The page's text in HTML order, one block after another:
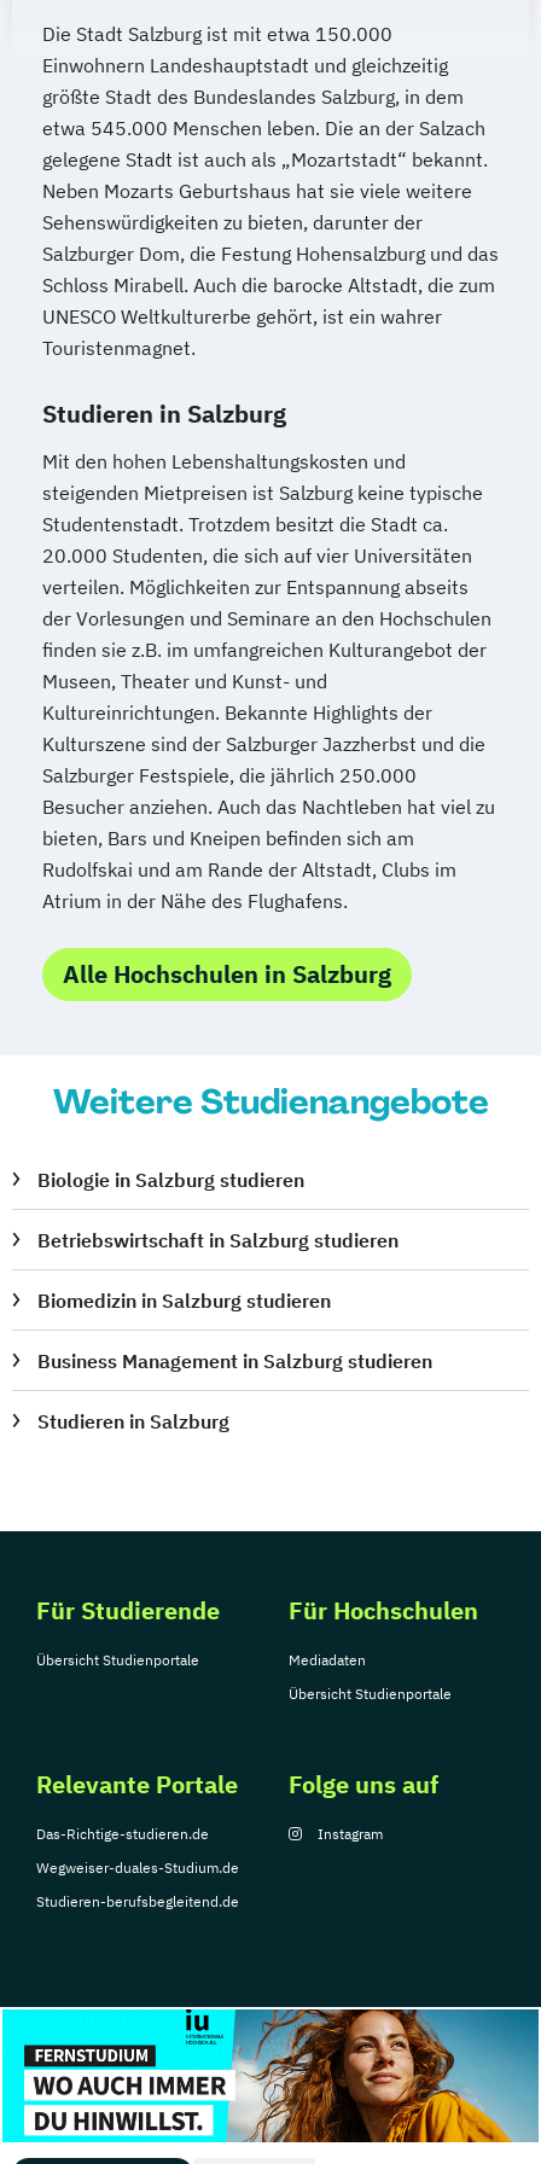
Psychologie und Philosophie (Lehramt)
Pädagog/innenbildung Pädagogik
Recht und Wirtschaft
Rechtswissenschaften Religious Studies
Romanistik Russisch (Lehramt)
Schule und Religion (Lehramt)
Science and Technology of Materials (EN)
Slawistik
Soziologie
Spanisch (Lehramt)
Sport- und Bewegungswissenschaft
Sport- und Bewegungswissenschaft:
Sport-Management-Medien
Sprache - Wirtschaft - Kultur
Sprache – Wirtschaft – Kultur
Technische Wissenschaften
Textiles Gestalten (Lehramt)
Theologie
Wirtschaftswissenschaften
Wissenschaft und Kunst
Die Stadt Salzburg ist mit etwa 150.000
Einwohnern Landeshauptstadt und gleichzeitig
größte Stadt des Bundeslandes Salzburg, in dem
etwa 545.000 Menschen leben. Die an der Salzach
gelegene Stadt ist auch als „Mozartstadt“ bekannt.
Neben Mozarts Geburtshaus hat sie viele weitere
Sehenswürdigkeiten zu bieten, darunter der
Salzburger Dom, die Festung Hohensalzburg und das
Schloss Mirabell. Auch die barocke Altstadt, die zum
UNESCO Weltkulturerbe gehört, ist ein wahrer
Touristenmagnet.
Studieren in Salzburg
Mit den hohen Lebenshaltungskosten und
steigenden Mietpreisen ist Salzburg keine typische
Studentenstadt. Trotzdem besitzt die Stadt ca.
20.000 Studenten, die sich auf vier Universitäten
verteilen. Möglichkeiten zur Entspannung abseits
der Vorlesungen und Seminare an den Hochschulen
finden sie z.B. im umfangreichen Kulturangebot der
Museen, Theater und Kunst- und
Kultureinrichtungen. Bekannte Highlights der
Kulturszene sind der Salzburger Jazzherbst und die
Salzburger Festspiele, die jährlich 250.000
Besucher anziehen. Auch das Nachtleben hat viel zu
bieten, Bars und Kneipen befinden sich am
Rudolfskai und am Rande der Altstadt, Clubs im
Atrium in der Nähe des Flughafens.
Alle Hochschulen in Salzburg
Weitere Studienangebote
Biologie in Salzburg studieren
Betriebswirtschaft in Salzburg studieren
Biomedizin in Salzburg studieren
Business Management in Salzburg studieren
Studieren in Salzburg
Für Studierende
Übersicht Studienportale
Für Hochschulen
Mediadaten
Übersicht Studienportale
Relevante Portale
Das-Richtige-studieren.de
Wegweiser-duales-Studium.de
Studieren-berufsbegleitend.de
Folge uns auf
Instagram
© Copyright 2026, TarGroup Media GmbH
Impressum
Über
uns
Datenschutzerklärung Nutzungsbedingungen